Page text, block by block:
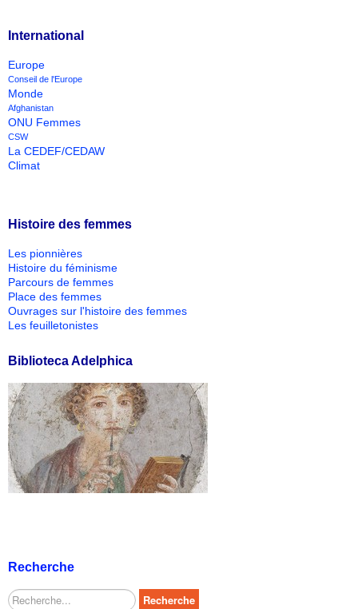
International
Europe
Conseil de l'Europe
Monde
Afghanistan
ONU Femmes
CSW
La CEDEF/CEDAW
Climat
Histoire des femmes
Les pionnières
Histoire du féminisme
Parcours de femmes
Place des femmes
Ouvrages sur l'histoire des femmes
Les feuilletonistes
Biblioteca Adelphica
Recherche
Rechercher Recherche